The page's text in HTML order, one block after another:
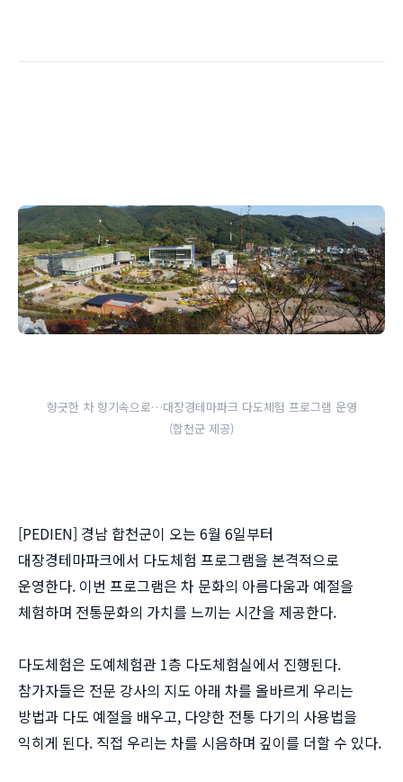
향긋한 차 향기속으로…대장경테마파크 다도체험 프로그램 운영
(합천군 제공)
[PEDIEN] 경남 합천군이 오는 6월 6일부터
대장경테마파크에서 다도체험 프로그램을 본격적으로
운영한다. 이번 프로그램은 차 문화의 아름다움과 예절을
체험하며 전통문화의 가치를 느끼는 시간을 제공한다.
다도체험은 도예체험관 1층 다도체험실에서 진행된다.
참가자들은 전문 강사의 지도 아래 차를 올바르게 우리는
방법과 다도 예절을 배우고, 다양한 전통 다기의 사용법을
익히게 된다. 직접 우리는 차를 시음하며 깊이를 더할 수 있다.